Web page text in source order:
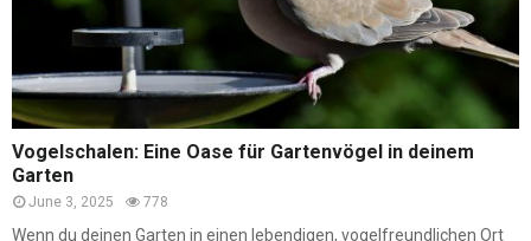
Vogelschalen: Eine Oase für Gartenvögel in deinem
Garten
June 3, 2025 778
Wenn du deinen Garten in einen lebendigen, vogelfreundlichen Ort